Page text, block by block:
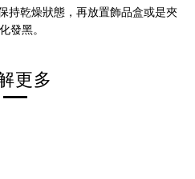
持乾燥狀態，再放置飾品盒或是夾
發黑。
更多